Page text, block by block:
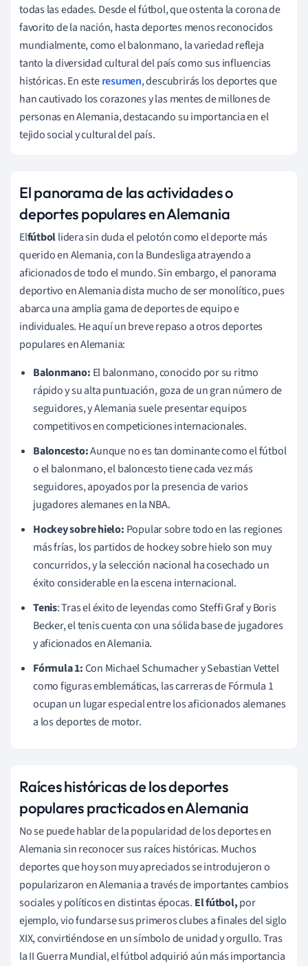
todas las edades. Desde el fútbol, que ostenta la corona de
favorito de la nación, hasta deportes menos reconocidos
mundialmente, como el balonmano, la variedad refleja
tanto la diversidad cultural del país como sus influencias
históricas. En esteresumen, descubrirás los deportes que
han cautivado los corazones y las mentes de millones de
personas en Alemania, destacando su importancia en el
tejido social y cultural del país.
El panorama de las actividades o
deportes populares en Alemania
Elfútbollidera sin duda el pelotón como el deporte más
querido en Alemania, con la Bundesliga atrayendo a
aficionados de todo el mundo. Sin embargo, el panorama
deportivo en Alemania dista mucho de ser monolítico, pues
abarca una amplia gama de deportes de equipo e
individuales. He aquí un breve repaso a otros deportes
populares en Alemania:
Balonmano: El balonmano, conocido por su ritmo
rápido y su alta puntuación, goza de un gran número de
seguidores, y Alemania suele presentar equipos
competitivos en competiciones internacionales.
Baloncesto:Aunque no es tan dominante como el fútbol
o el balonmano, el baloncesto tiene cada vez más
seguidores, apoyados por la presencia de varios
jugadores alemanes en la NBA.
Hockey sobre hielo: Popular sobre todo en las regiones
más frías, los partidos de hockey sobre hielo son muy
concurridos, y la selección nacional ha cosechado un
éxito considerable en la escena internacional.
Tenis: Tras el éxito de leyendas como Steffi Graf y Boris
Becker, el tenis cuenta con una sólida base de jugadores
y aficionados en Alemania.
Fórmula 1:Con Michael Schumacher y Sebastian Vettel
como figuras emblemáticas, las carreras de Fórmula 1
ocupan un lugar especial entre los aficionados alemanes
a los deportes de motor.
Raíces históricas de los deportes
populares practicados en Alemania
No se puede hablar de la popularidad de los deportes en
Alemania sin reconocer sus raíces históricas. Muchos
deportes que hoy son muy apreciados se introdujeron o
popularizaron en Alemania a través de importantes cambios
sociales y políticos en distintas épocas. El fútbol,por
ejemplo, vio fundarse sus primeros clubes a finales del siglo
XIX, convirtiéndose en un símbolo de unidad y orgullo. Tras
la II Guerra Mundial, el fútbol adquirió aún más importancia